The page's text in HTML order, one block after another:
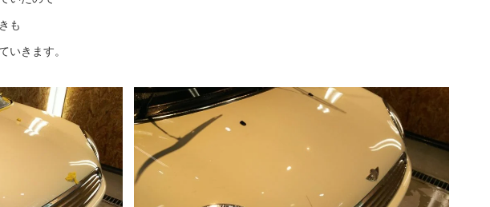
も
いきます。